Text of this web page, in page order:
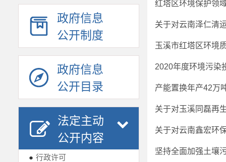
政府信息
公开制度
政府信息
公开目录
法定主动
公开内容
● 行政许可
红塔区环境保护领
玉溪市红塔区环境
2020年度环境污染
产能置换年产42万
关于对玉溪同磊再
关于对云南鑫宏环
坚持全面加强土壤